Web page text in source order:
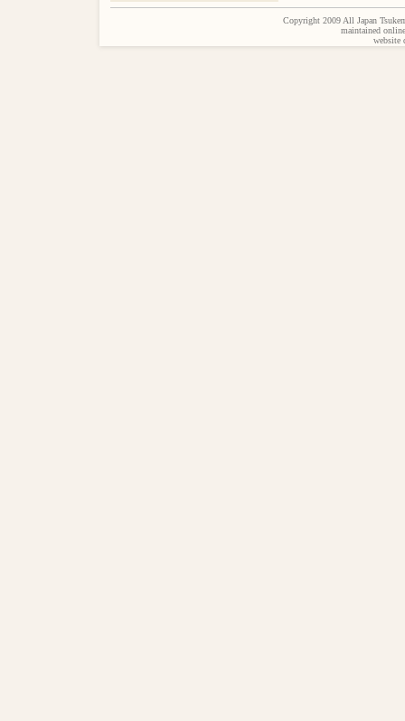
Copyright 2009 All Japan
maintained
website